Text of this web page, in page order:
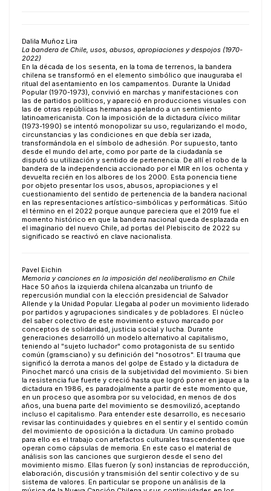
Dalila Muñoz Lira
La bandera de Chile, usos, abusos, apropiaciones y despojos (1970-
2022)
En la década de los sesenta, en la toma de terrenos, la bandera
chilena se transformó en el elemento simbólico que inauguraba el
ritual del asentamiento en los campamentos. Durante la Unidad
Popular (1970-1973), convivió en marchas y manifestaciones con
las de partidos políticos, y apareció en producciones visuales con
las de otras repúblicas hermanas apelando a un sentimiento
latinoamericanista. Con la imposición de la dictadura cívico militar
(1973-1990) se intentó monopolizar su uso, regularizando el modo,
circunstancias y las condiciones en que debía ser izada,
transformándola en el símbolo de adhesión. Por supuesto, tanto
desde el mundo del arte, como por parte de la ciudadanía se
disputó su utilización y sentido de pertenencia. De allí el robo de la
bandera de la independencia accionado por el MIR en los ochenta y
devuelta recién en los albores de los 2000. Esta ponencia tiene
por objeto presentar los usos, abusos, apropiaciones y el
cuestionamiento del sentido de pertenencia de la bandera nacional
en las representaciones artístico-simbólicas y performáticas. Sitúo
el término en el 2022 porque aunque pareciera que el 2019 fue el
momento histórico en que la bandera nacional queda desplazada en
el imaginario del nuevo Chile, ad portas del Plebiscito de 2022 su
significado se reactivó en clave nacionalista.
Pavel Eichin
Memoria y canciones en la imposición del neoliberalismo en Chile
Hace 50 años la izquierda chilena alcanzaba un triunfo de
repercusión mundial con la elección presidencial de Salvador
Allende y la Unidad Popular. Llegaba al poder un movimiento liderado
por partidos y agrupaciones sindicales y de pobladores. El núcleo
del saber colectivo de este movimiento estuvo marcado por
conceptos de solidaridad, justicia social y lucha. Durante
generaciones desarrolló un modelo alternativo al capitalismo,
teniendo al "sujeto luchador" como protagonista de su sentido
común (gramsciano) y su definición del "nosotros". El trauma que
significó la derrota a manos del golpe de Estado y la dictadura de
Pinochet marcó una crisis de la subjetividad del movimiento. Si bien
la resistencia fue fuerte y creció hasta que logró poner en jaque a la
dictadura en 1986, es paradojalmente a partir de este momento que,
en un proceso que asombra por su velocidad, en menos de dos
años, una buena parte del movimiento se desmovilizó, aceptando
incluso el capitalismo. Para entender este desarrollo, es necesario
revisar las continuidades y quiebres en el sentir y el sentido común
del movimiento de oposición a la dictadura. Un camino probado
para ello es el trabajo con artefactos culturales trascendentes que
operan como cápsulas de memoria. En este caso el material de
análisis son las canciones que surgieron desde el seno del
movimiento mismo. Ellas fueron (y son) instancias de reproducción,
elaboración, discusión y transmisión del sentir colectivo y de su
sistema de valores. En particular se propone un análisis de la